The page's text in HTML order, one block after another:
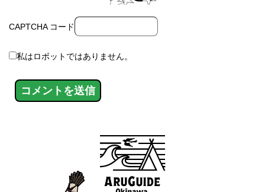
CAPTCHA コード
私はロボットではありません。